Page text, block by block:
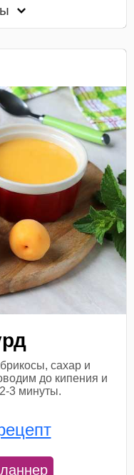
сахар и
до кипения и
3 минуты.